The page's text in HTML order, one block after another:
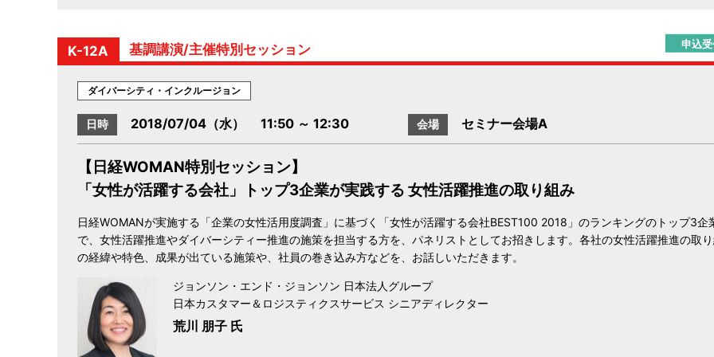
K-12A 基調講演/主催特別セッション 申込
ダイバーシティ・インクルージョン
日時 2018/07/04（水） 11:50 ～ 12:30 会場 セミナー会場A
【日経WOMAN特別セッション】
「女性が活躍する会社」トップ3企業が実践する 女性活躍推進の取り組み
日経WOMANが実施する「企業の女性活用度調査」に基づく「女性が活躍する会社BEST100 2018」のランキングのトップ3企
で、女性活躍推進やダイバーシティー推進の施策を担当する方を、パネリストとしてお招きします。各社の女性活躍推進の取
の経緯や特色、成果が出ている施策や、社員の巻き込み方などを、お話しいただきます。
ジョンソン・エンド・ジョンソン 日本法人グループ
日本カスタマー＆ロジスティクスサービス シニアディレクター
荒川 朋子 氏